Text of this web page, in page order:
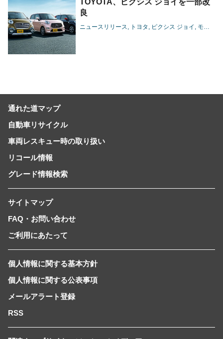
TOYOTA、ピクシス ジョイを一部改
良
ニュースリリース トヨタ ピクシス ジョイ モデル
通れた道マップ
自動車リサイクル
車両レスキュー時の取り扱い
リコール情報
グレード情報検索
サイトマップ
FAQ・お問い合わせ
ご利用にあたって
個人情報に関する基本方針
個人情報に関する公表事項
メールアラート登録
RSS